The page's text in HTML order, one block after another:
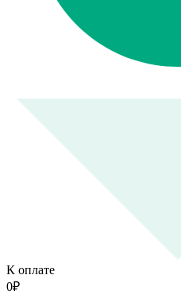
К оплате
0₽